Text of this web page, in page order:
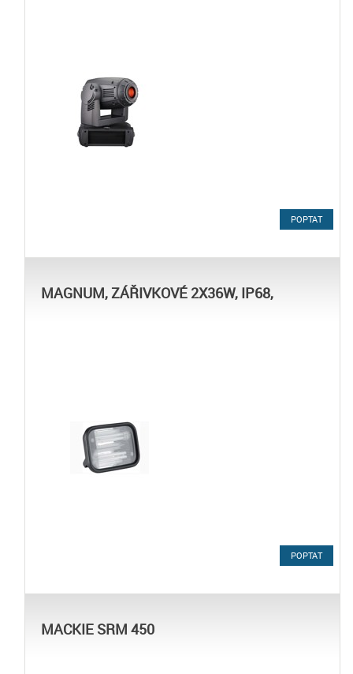
POPTAT
MAGNUM, ZÁŘIVKOVÉ 2X36W, IP68,
POPTAT
MACKIE SRM 450